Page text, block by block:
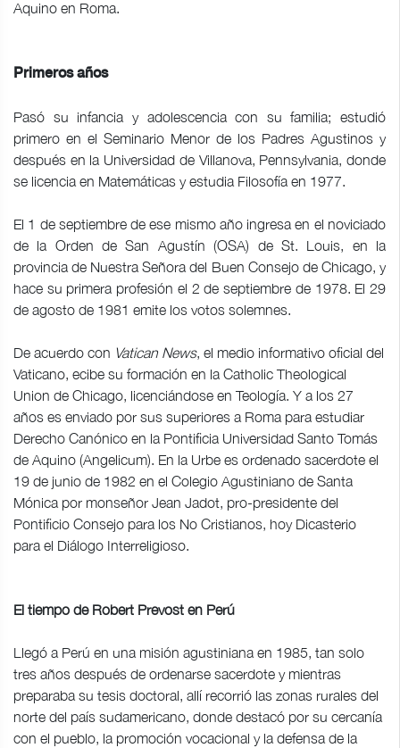
Aquino en Roma.
Primeros años
Pasó su infancia y adolescencia con su familia; estudió
primero en el Seminario Menor de los Padres Agustinos y
después en la Universidad de Villanova, Pennsylvania, donde
se licencia en Matemáticas y estudia Filosofía en 1977.
El 1 de septiembre de ese mismo año ingresa en el noviciado
de la Orden de San Agustín (OSA) de St. Louis, en la
provincia de Nuestra Señora del Buen Consejo de Chicago, y
hace su primera profesión el 2 de septiembre de 1978. El 29
de agosto de 1981 emite los votos solemnes.
De acuerdo con Vatican News, el medio informativo oficial del
Vaticano, ecibe su formación en la Catholic Theological
Union de Chicago, licenciándose en Teología. Y a los 27
años es enviado por sus superiores a Roma para estudiar
Derecho Canónico en la Pontificia Universidad Santo Tomás
de Aquino (Angelicum). En la Urbe es ordenado sacerdote el
19 de junio de 1982 en el Colegio Agustiniano de Santa
Mónica por monseñor Jean Jadot, pro-presidente del
Pontificio Consejo para los No Cristianos, hoy Dicasterio
para el Diálogo Interreligioso.
El tiempo de Robert Prevost en Perú
Llegó a Perú en una misión agustiniana en 1985, tan solo
tres años después de ordenarse sacerdote y mientras
preparaba su tesis doctoral, allí recorrió las zonas rurales del
norte del país sudamericano, donde destacó por su cercanía
con el pueblo, la promoción vocacional y la defensa de la